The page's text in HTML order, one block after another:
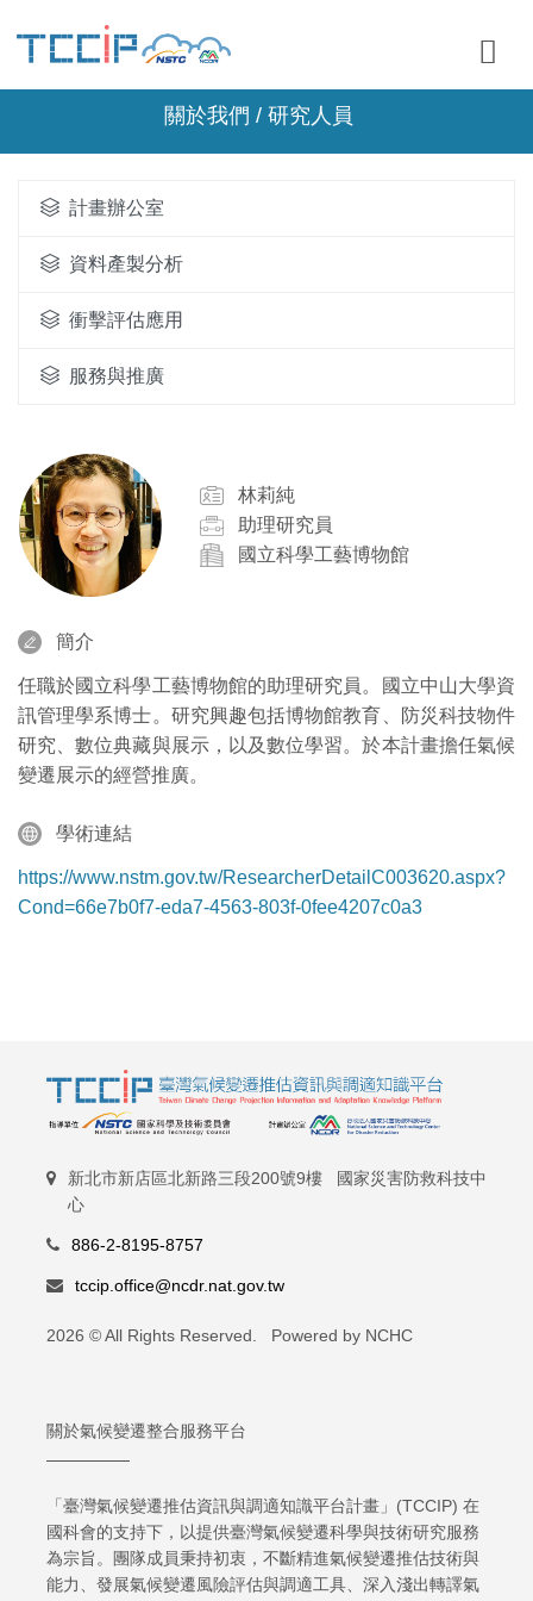
關於我們 / 研究人員
計畫辦公室
資料產製分析
衝擊評估應用
服務與推廣
林莉純
助理研究員
國立科學工藝博物館
簡介
任職於國立科學工藝博物館的助理研究員。國立中山大學資
訊管理學系博士。研究興趣包括博物館教育、防災科技物件
研究、數位典藏與展示，以及數位學習。於本計畫擔任氣候
變遷展示的經營推廣。
學術連結
https://www.nstm.gov.tw/ResearcherDetailC003620.aspx?
Cond=66e7b0f7-eda7-4563-803f-0fee4207c0a3
新北市新店區北新路三段200號9樓 國家災害防救科技中
心
886-2-8195-8757
tccip.office@ncdr.nat.gov.tw
2026 © All Rights Reserved. Powered by NCHC
關於氣候變遷整合服務平台
「臺灣氣候變遷推估資訊與調適知識平台計畫」(TCCIP) 在
國科會的支持下，以提供臺灣氣候變遷科學與技術研究服務
為宗旨。團隊成員秉持初衷，不斷精進氣候變遷推估技術與
能力、發展氣候變遷風險評估與調適工具、深入淺出轉譯氣